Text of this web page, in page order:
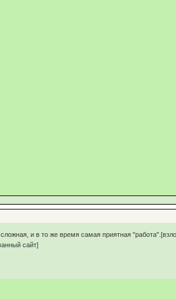
и в то же время самая приятная
сайт]